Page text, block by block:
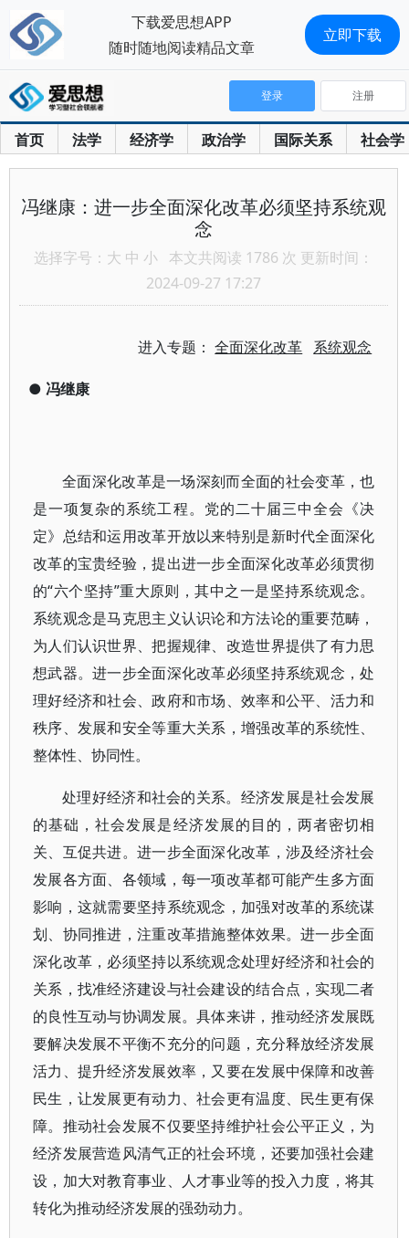
首页 法学 经济学 政治学 国际关系 社会学
登录 注册
冯继康：进一步全面深化改革必须坚持系统观
念
选择字号： 大 中 小 本文共阅读 1786 次 更新时间：
2024-09-27 17:27
进入专题：全面深化改革 系统观念
● 冯继康
全面深化改革是一场深刻而全面的社会变革，也
是一项复杂的系统工程。党的二十届三中全会《决
定》总结和运用改革开放以来特别是新时代全面深化
改革的宝贵经验，提出进一步全面深化改革必须贯彻
的“六个坚持”重大原则，其中之一是坚持系统观念。
系统观念是马克思主义认识论和方法论的重要范畴，
为人们认识世界、把握规律、改造世界提供了有力思
想武器。进一步全面深化改革必须坚持系统观念，处
理好经济和社会、政府和市场、效率和公平、活力和
秩序、发展和安全等重大关系，增强改革的系统性、
整体性、协同性。
处理好经济和社会的关系。经济发展是社会发展
的基础，社会发展是经济发展的目的，两者密切相
关、互促共进。进一步全面深化改革，涉及经济社会
发展各方面、各领域，每一项改革都可能产生多方面
影响，这就需要坚持系统观念，加强对改革的系统谋
划、协同推进，注重改革措施整体效果。进一步全面
深化改革，必须坚持以系统观念处理好经济和社会的
关系，找准经济建设与社会建设的结合点，实现二者
的良性互动与协调发展。具体来讲，推动经济发展既
要解决发展不平衡不充分的问题，充分释放经济发展
活力、提升经济发展效率，又要在发展中保障和改善
民生，让发展更有动力、社会更有温度、民生更有保
障。推动社会发展不仅要坚持维护社会公平正义，为
经济发展营造风清气正的社会环境，还要加强社会建
设，加大对教育事业、人才事业等的投入力度，将其
转化为推动经济发展的强劲动力。
下载爱思想APP
随时随地阅读精品文章
立即下载